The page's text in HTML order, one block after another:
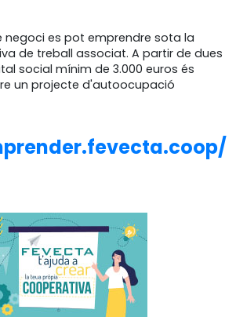
negoci es pot emprendre sota la
de treball associat. A partir de dues
social mínim de 3.000 euros és
un projecte d'autoocupació